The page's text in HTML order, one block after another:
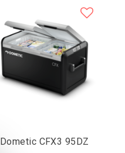
Dometic CFX3 95DZ